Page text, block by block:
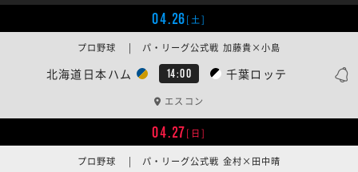
04.26[土]
北海道日本ハム 14:00 千葉ロッテ
プロ野球 | パ・リーグ公式戦 加藤貴×小島
エスコン
04.27[日]
プロ野球 | パ・リーグ公式戦 金村×田中晴